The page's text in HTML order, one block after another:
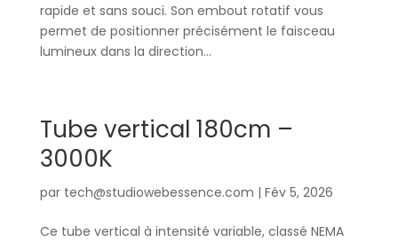
rapide et sans souci. Son embout rotatif vous
permet de positionner précisément le faisceau
lumineux dans la direction...
Tube vertical 180cm –
3000K
par tech@studiowebessence.com | Fév 5, 2026
Ce tube vertical à intensité variable, classé NEMA